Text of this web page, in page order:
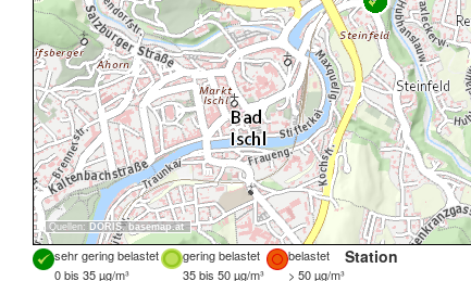
Quellen: DORIS, basemap.at
sehr gering belastet gering belastet
belastet
0 bis 35 µg/m³
35 bis 50 µg/m³ > 50 µg/m³
Station